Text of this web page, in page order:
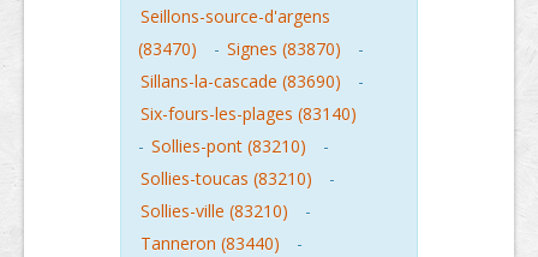
Seillons-source-d'argens
(83470)
- Signes (83870)
-
Sillans-la-cascade (83690)
-
Six-fours-les-plages (83140)
- Sollies-pont (83210)
-
Sollies-toucas (83210)
-
Sollies-ville (83210)
-
Tanneron (83440)
-